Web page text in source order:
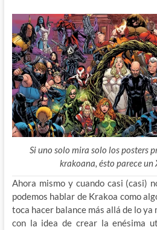
Si uno solo mira solo los posters
krakoana, ésto parece un
Ahora mismo y cuando casi (casi)
podemos hablar de Krakoa como
toca hacer balance más allá de lo
con la idea de crear la enésima